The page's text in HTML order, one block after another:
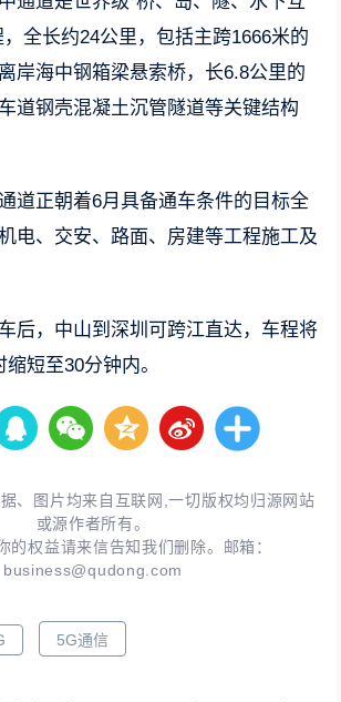
全长约24公里，包括主跨1666米的
岸海中钢箱梁悬索桥，长6.8公里的
道钢壳混凝土沉管隧道等关键结构
道正朝着6月具备通车条件的目标全
电、交安、路面、房建等工程施工及
后，中山到深圳可跨江直达，车程将
短至30分钟内。
、图片均来自互联网,一切版权均归源网站
或源作者所有。
的权益请来信告知我们删除。邮箱：
business@qudong.com
5G通信